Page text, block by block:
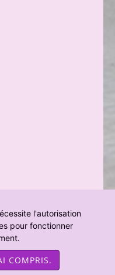
surchat-et-
l'autorisation
pour fonctionner
COMPRIS.